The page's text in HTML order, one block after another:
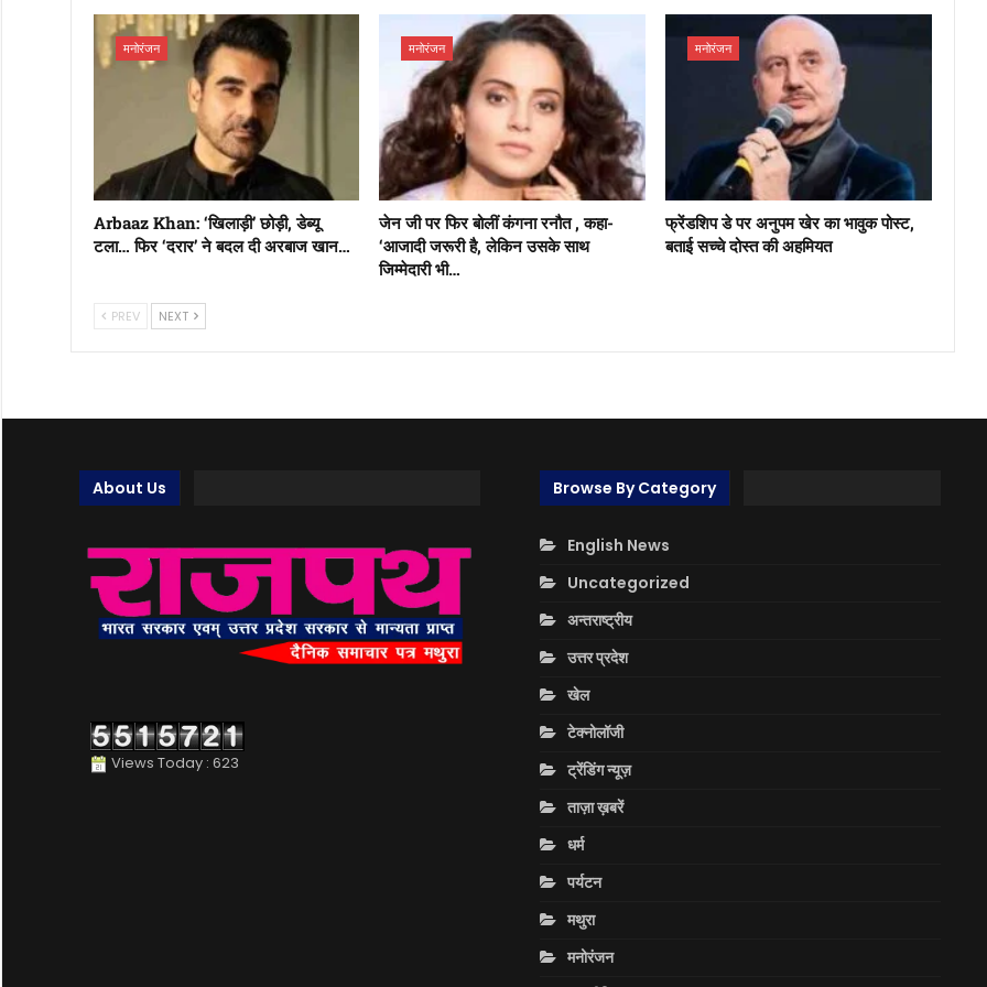
मनोरंजन
Arbaaz Khan: ‘खिलाड़ी’ छोड़ी, डेब्यू
टला… फिर ‘दरार’ ने बदल दी अरबाज खान…
मनोरंजन
जेन जी पर फिर बोलीं कंगना रनौत , कहा-
‘आजादी जरूरी है, लेकिन उसके साथ
जिम्मेदारी भी…
मनोरंजन
फ्रेंडशिप डे पर अनुपम खेर का भावुक पोस्ट,
बताई सच्चे दोस्त की अहमियत
PREV NEXT
About Us
Views Today : 623
Browse By Category
English News
Uncategorized
अन्तराष्ट्रीय
उत्तर प्रदेश
खेल
टेक्नोलॉजी
ट्रेंडिंग न्यूज़
ताज़ा ख़बरें
धर्म
पर्यटन
मथुरा
मनोरंजन